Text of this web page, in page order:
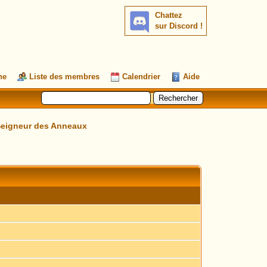
Chattez
sur Discord !
Liste des membres Calendrier Aide
des Anneaux